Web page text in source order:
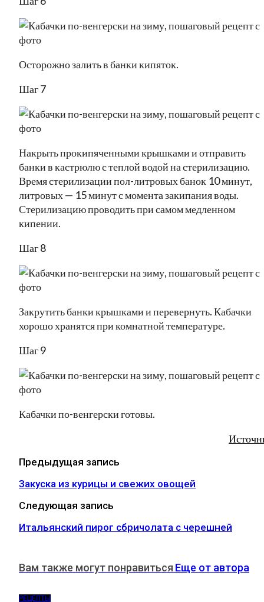
Осторожно залить в банки кипяток.
Шаг 7
Накрыть прокипяченными крышками и отправить
банки в кастрюлю с теплой водой на стерилизацию.
Время стерилизации пол-литровых банок 10 минут,
литровых — 15 минут с момента закипания воды.
Стерилизацию проводить при самом медленном
кипении.
Шаг 8
Закрутить банки крышками и перевернуть. Кабачки
хорошо хранятся при комнатной температуре.
Шаг 9
Кабачки по-венгерски готовы.
Предыдущая запись
Закуска из курицы и свежих овощей
Следующая запись
Итальянский пирог сбричолата с черешней
Вам также могут понравиться Еще от автора
РЕЦЕПТЫ